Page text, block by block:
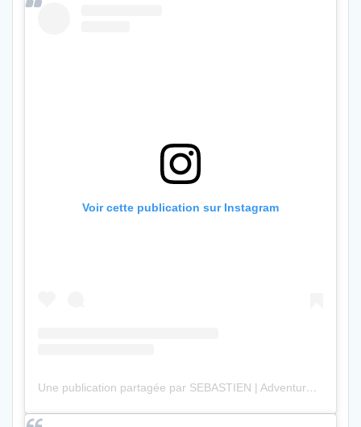
Voir cette publication sur Instagram
Une publication partagée par SEBASTIEN | Adventure Travel & Lifestyle (@sebastienclosuit)